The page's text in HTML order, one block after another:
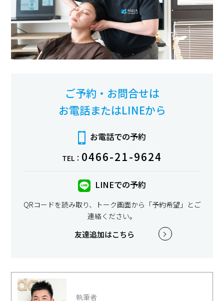
ご予約・お問合せは
お電話またはLINEから
お電話での予約
TEL： 0466-21-9624
LINEでの予約
QRコードを読み取り、トーク画面から「予約希望」とご
連絡ください。
友達追加はこちら
執筆者